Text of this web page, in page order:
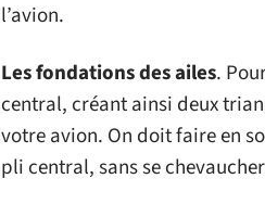
l’avion.
Les fondations des ailes.
central, créant ainsi deux
votre avion. On doit faire en
pli central, sans se